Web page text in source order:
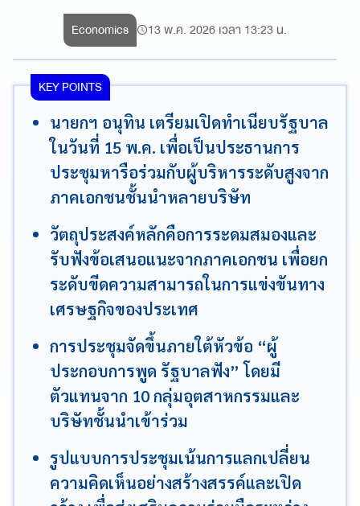
Economics 13 พ.ค. 2026 เวลา 13:23 น.
KEY POINTS
นายกฯ อนุทิน เตรียมเปิดทำเนียบรัฐบาล
ในวันที่ 15 พ.ค. เพื่อเป็นประธานการ
ประชุมหารือร่วมกับผู้บริหารระดับสูงจาก
ภาคเอกชนชั้นนำหลายบริษัท
วัตถุประสงค์หลักคือการระดมสมองและ
รับฟังข้อเสนอแนะจากภาคเอกชน เพื่อยก
ระดับขีดความสามารถในการแข่งขันทาง
เศรษฐกิจของประเทศ
การประชุมจัดขึ้นภายใต้หัวข้อ “ผู้
ประกอบการพูด รัฐบาลฟัง” โดยมี
ตัวแทนจาก 10 กลุ่มอุตสาหกรรมและ
บริษัทชั้นนำเข้าร่วม
รูปแบบการประชุมเน้นการแลกเปลี่ยน
ความคิดเห็นอย่างสร้างสรรค์และเปิด